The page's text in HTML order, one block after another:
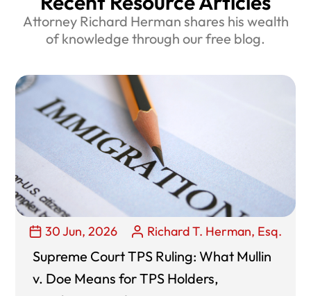
Attorney Richard Herman shares his wealth
of knowledge through our free blog.
30 Jun, 2026 Richard T. Herman, Esq.
Supreme Court TPS Ruling: What Mullin
v. Doe Means for TPS Holders,